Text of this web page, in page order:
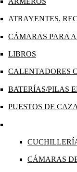
ATRAYENTES,
CÁMARAS PARA
LIBROS
CALENTADORES
BATERÍAS/PILAS
PUESTOS DE CAZA
CÁMARAS